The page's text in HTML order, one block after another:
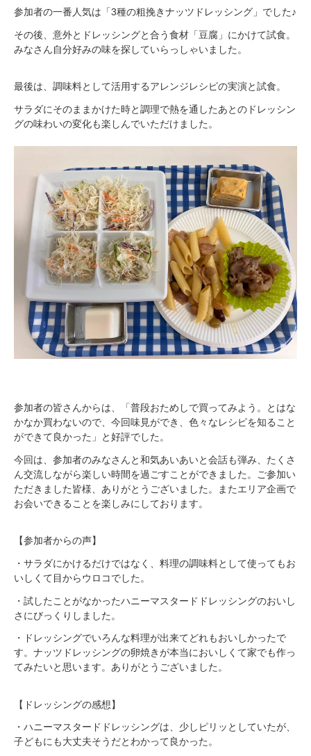
参加者の一番人気は「3種の粗挽きナッツドレッシング」でした♪
その後、意外とドレッシングと合う食材「豆腐」にかけて試食。
みなさん自分好みの味を探していらっしゃいました。
最後は、調味料として活用するアレンジレシピの実演と試食。
サラダにそのままかけた時と調理で熱を通したあとのドレッシン
グの味わいの変化も楽しんでいただけました。
参加者の皆さんからは、「普段おためしで買ってみよう。とはな
かなか買わないので、今回味見ができ、色々なレシピを知ること
ができて良かった」と好評でした。
今回は、参加者のみなさんと和気あいあいと会話も弾み、たくさ
ん交流しながら楽しい時間を過ごすことができました。ご参加い
ただきました皆様、ありがとうございました。またエリア企画で
お会いできることを楽しみにしております。
【参加者からの声】
・サラダにかけるだけではなく、料理の調味料として使ってもお
いしくて目からウロコでした。
・試したことがなかったハニーマスタードドレッシングのおいし
さにびっくりしました。
・ドレッシングでいろんな料理が出来てどれもおいしかったで
す。ナッツドレッシングの卵焼きが本当においしくて家でも作っ
てみたいと思います。ありがとうございました。
【ドレッシングの感想】
・ハニーマスタードドレッシングは、少しピリッとしていたが、
子どもにも大丈夫そうだとわかって良かった。